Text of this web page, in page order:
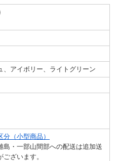
、アイボリー、ライトグリーン
（小型商品）
・一部山間部への配送は追加送
ざいます。